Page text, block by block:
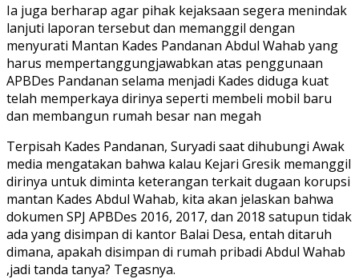
Ia juga berharap agar pihak kejaksaan segera menindak
lanjuti laporan tersebut dan memanggil dengan
menyurati Mantan Kades Pandanan Abdul Wahab yang
harus mempertanggungjawabkan atas penggunaan
APBDes Pandanan selama menjadi Kades diduga kuat
telah memperkaya dirinya seperti membeli mobil baru
dan membangun rumah besar nan megah
Terpisah Kades Pandanan, Suryadi saat dihubungi Awak
media mengatakan bahwa kalau Kejari Gresik memanggil
dirinya untuk diminta keterangan terkait dugaan korupsi
mantan Kades Abdul Wahab, kita akan jelaskan bahwa
dokumen SPJ APBDes 2016, 2017, dan 2018 satupun tidak
ada yang disimpan di kantor Balai Desa, entah ditaruh
dimana, apakah disimpan di rumah pribadi Abdul Wahab
,jadi tanda tanya? Tegasnya.